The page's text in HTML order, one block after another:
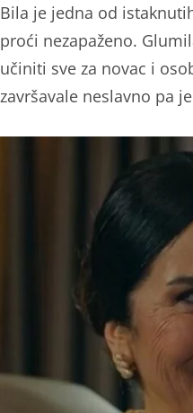
Bila je jedna od
proći nezapaženo.
učiniti sve za novac i
završavale neslavno pa